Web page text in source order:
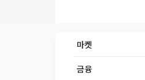
마켓
금융